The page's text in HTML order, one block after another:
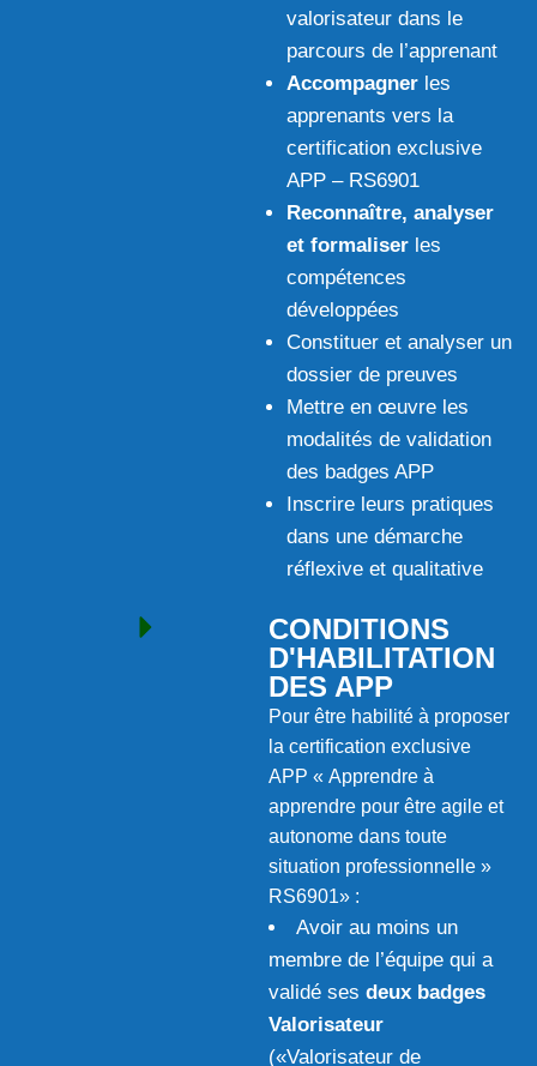
valorisateur dans le
parcours de l’apprenant
Accompagner les
apprenants vers la
certification exclusive
APP – RS6901
Reconnaître, analyser
et formaliser les
compétences
développées
Constituer et analyser un
dossier de preuves
Mettre en œuvre les
modalités de validation
des badges APP
Inscrire leurs pratiques
dans une démarche
réflexive et qualitative
CONDITIONS
D'HABILITATION
DES APP
Pour être habilité à proposer
la certification exclusive
APP « Apprendre à
apprendre pour être agile et
autonome dans toute
situation professionnelle »
RS6901» :
Avoir au moins un
membre de l’équipe qui a
validé ses deux badges
Valorisateur
(«Valorisateur de